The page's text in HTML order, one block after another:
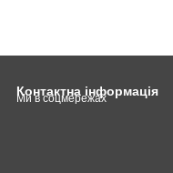
Контактна інформація
Ми в соцмережах